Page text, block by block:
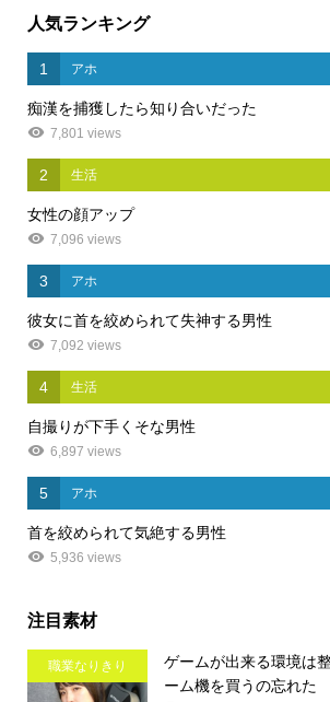
人気ランキング
1 アホ
痴漢を捕獲したら知り合いだった
7,801 views
2 生活
女性の顔アップ
7,096 views
3 アホ
彼女に首を絞められて失神する男性
7,092 views
4 生活
自撮りが下手くそな男性
6,897 views
5 アホ
首を絞められて気絶する男性
5,936 views
注目素材
職業なりきり
ゲームが出来る環境は
ーム機を買うの忘れた